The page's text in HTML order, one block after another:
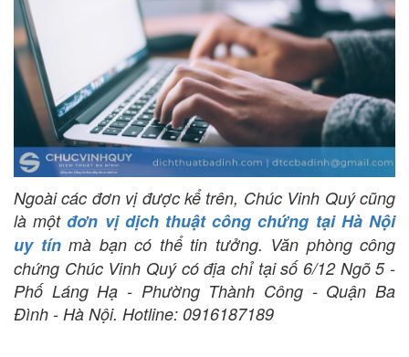
Ngoài các đơn vị được kể trên, Chúc Vinh Quý cũng
là mộtđơn vị dịch thuật công chứng tại Hà Nội
uy tínmà bạn có thể tin tưởng. Văn phòng công
chứng Chúc Vinh Quý có địa chỉ tại số 6/12 Ngõ 5 -
Phố Láng Hạ - Phường Thành Công - Quận Ba
Đình - Hà Nội. Hotline: 0916187189